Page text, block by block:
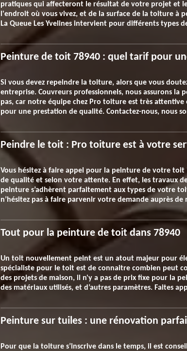
pratiques qui affecteront le résultat de votre projet et
l'endroit où vous vivez, et de la surface de la toiture
La Queue Les Yvelines intervient pour différents types
Peinture de toit 78940 : quel tarif pour
Si vous devez repeindre la toiture, alors que vous
entreprise. Couvreurs professionnels, nous assurons
pas, car notre équipe chez Pro toiture est très
pour une prestation de qualité. Contactez-nous, nous
Peindre le toit : Pro toiture est à votre
Vous hésitez à faire appel pour la peinture de votre
de qualité et selon votre attente. En effet, les travaux
peinture s’adhèrent parfaitement aux types de votre
n’hésitez pas à faire parvenir votre demande auprès
Tout pour la peinture de toit dans 78940
Un toit nouvellement peint est un atout majeur pour
spécialiste pour le toit est de connaitre combien peut
des projets de maison, il n'y a pas de prix fixe pour la
des matériaux utilisés, et d’autres paramètres. Faites
Peinture sur tuiles : une rénovation
Pour que la toiture s’inscrive dans le temps, il est